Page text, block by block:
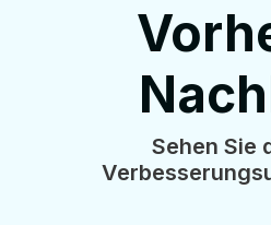
Sehen Sie